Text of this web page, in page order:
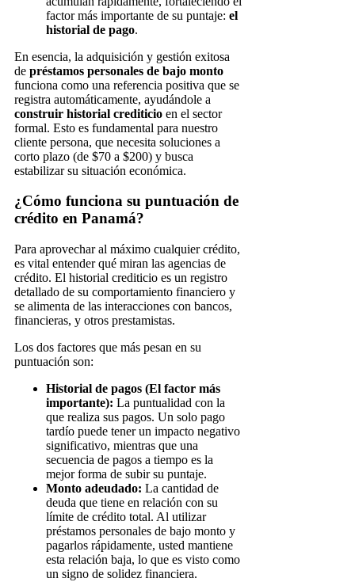
factor más importante de su puntaje: el
historial de pago.
En esencia, la adquisición y gestión exitosa
de préstamos personales de bajo monto
funciona como una referencia positiva que se
registra automáticamente, ayudándole a
construir historial crediticio en el sector
formal. Esto es fundamental para nuestro
cliente persona, que necesita soluciones a
corto plazo (de $70 a $200) y busca
estabilizar su situación económica.
¿Cómo funciona su puntuación de
crédito en Panamá?
Para aprovechar al máximo cualquier crédito,
es vital entender qué miran las agencias de
crédito. El historial crediticio es un registro
detallado de su comportamiento financiero y
se alimenta de las interacciones con bancos,
financieras, y otros prestamistas.
Los dos factores que más pesan en su
puntuación son:
Historial de pagos (El factor más
importante): La puntualidad con la
que realiza sus pagos. Un solo pago
tardío puede tener un impacto negativo
significativo, mientras que una
secuencia de pagos a tiempo es la
mejor forma de subir su puntaje.
Monto adeudado: La cantidad de
deuda que tiene en relación con su
límite de crédito total. Al utilizar
préstamos personales de bajo monto y
pagarlos rápidamente, usted mantiene
esta relación baja, lo que es visto como
un signo de solidez financiera.